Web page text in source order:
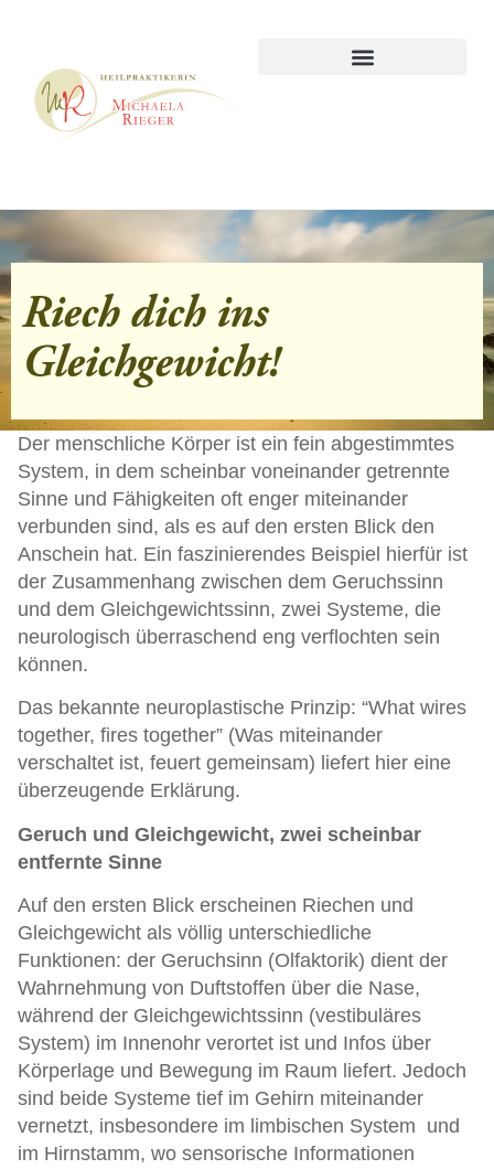
Riech dich ins
Gleichgewicht!
Der menschliche Körper ist ein fein abgestimmtes
System, in dem scheinbar voneinander getrennte
Sinne und Fähigkeiten oft enger miteinander
verbunden sind, als es auf den ersten Blick den
Anschein hat. Ein faszinierendes Beispiel hierfür ist
der Zusammenhang zwischen dem Geruchssinn
und dem Gleichgewichtssinn, zwei Systeme, die
neurologisch überraschend eng verflochten sein
können.
Das bekannte neuroplastische Prinzip: “What wires
together, fires together” (Was miteinander
verschaltet ist, feuert gemeinsam) liefert hier eine
überzeugende Erklärung.
Geruch und Gleichgewicht, zwei scheinbar
entfernte Sinne
Auf den ersten Blick erscheinen Riechen und
Gleichgewicht als völlig unterschiedliche
Funktionen: der Geruchsinn (Olfaktorik) dient der
Wahrnehmung von Duftstoffen über die Nase,
während der Gleichgewichtssinn (vestibuläres
System) im Innenohr verortet ist und Infos über
Körperlage und Bewegung im Raum liefert. Jedoch
sind beide Systeme tief im Gehirn miteinander
vernetzt, insbesondere im limbischen System und
im Hirnstamm, wo sensorische Informationen